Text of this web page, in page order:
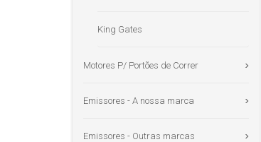
King Gates
Motores P/ Portões de Correr
Emissores - A nossa marca
Emissores - Outras marcas